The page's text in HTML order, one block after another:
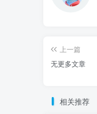
上一篇
无更多文章
相关推荐